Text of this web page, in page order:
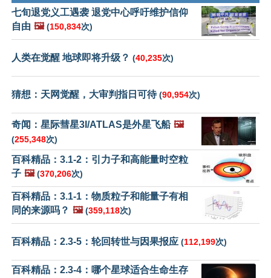
七旬退党义工遇袭 退党中心呼吁维护信仰
自由 🖼️ (150,834次)
人类在觉醒 地球即将升级？ (40,235次)
猜想：天网觉醒，大审判指日可待(90,954次)
奇闻：星际彗星3I/ATLAS是外星飞船 🖼️
(255,348次)
百科精品：3.1-2：引力子和高能量时空粒
子 🖼️ (370,206次)
百科精品：3.1-1：物质粒子和能量子有相
同的来源吗？ 🖼️ (359,118次)
百科精品：2.3-5：轮回转世与因果报应 (112,199次)
百科精品：2.3-4：哪个星球适合生命生存